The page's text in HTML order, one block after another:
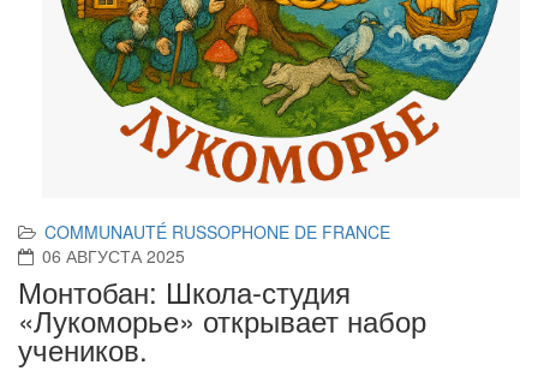
COMMUNAUTÉ RUSSOPHONE DE FRANCE
06 АВГУСТА 2025
Монтобан: Школа-студия
«Лукоморье» открывает набор
учеников.